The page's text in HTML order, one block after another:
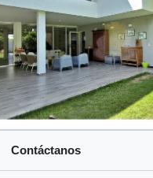
Contáctanos